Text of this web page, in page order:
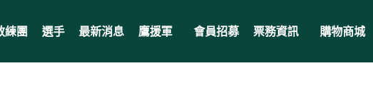
練團 選手 最新消息 鷹援軍 會員招募 票務資訊 購物商城